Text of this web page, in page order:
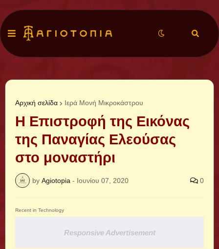
Αρχική σελίδα Ιερά Μονή Μικροκάστρου
Η Επιστροφή της Εικόνας
της Παναγίας Ελεούσας
στο μοναστήρι
by Agiotopia - Ιουνίου 07, 2020 0
Recent in Technology
Responsive Advertisement